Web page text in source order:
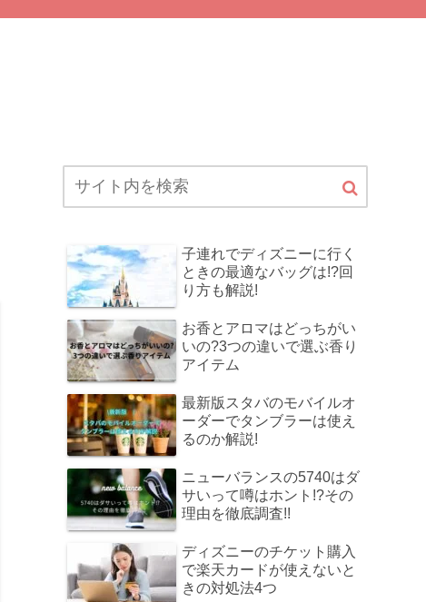
子連れでディズニーに行く
ときの最適なバッグは!?回
り方も解説!
お香とアロマはどっちがい
いの?3つの違いで選ぶ香り
アイテム
最新版スタバのモバイルオ
ーダーでタンブラーは使え
るのか解説!
ニューバランスの5740はダ
サいって噂はホント!?その
理由を徹底調査!!
ディズニーのチケット購入
で楽天カードが使えないと
きの対処法4つ